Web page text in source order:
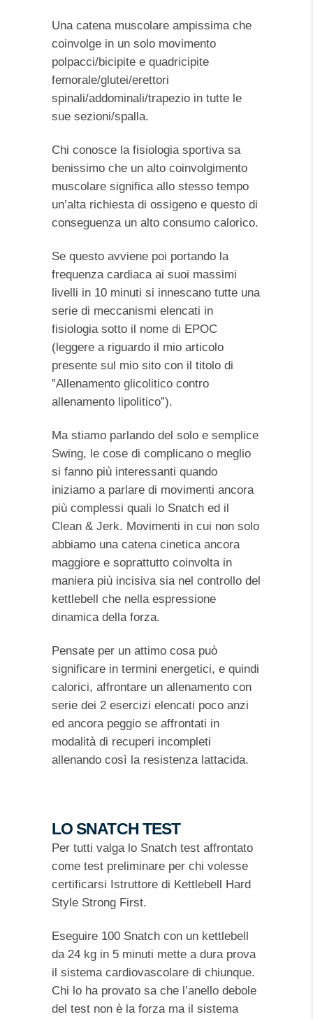
Una catena muscolare ampissima che
coinvolge in un solo movimento
polpacci/bicipite e quadricipite
femorale/glutei/erettori
spinali/addominali/trapezio in tutte le
sue sezioni/spalla.
Chi conosce la fisiologia sportiva sa
benissimo che un alto coinvolgimento
muscolare significa allo stesso tempo
un’alta richiesta di ossigeno e questo di
conseguenza un alto consumo calorico.
Se questo avviene poi portando la
frequenza cardiaca ai suoi massimi
livelli in 10 minuti si innescano tutte una
serie di meccanismi elencati in
fisiologia sotto il nome di EPOC
(leggere a riguardo il mio articolo
presente sul mio sito con il titolo di
”Allenamento glicolitico contro
allenamento lipolitico”).
Ma stiamo parlando del solo e semplice
Swing, le cose di complicano o meglio
si fanno più interessanti quando
iniziamo a parlare di movimenti ancora
più complessi quali lo Snatch ed il
Clean & Jerk. Movimenti in cui non solo
abbiamo una catena cinetica ancora
maggiore e soprattutto coinvolta in
maniera più incisiva sia nel controllo del
kettlebell che nella espressione
dinamica della forza.
Pensate per un attimo cosa può
significare in termini energetici, e quindi
calorici, affrontare un allenamento con
serie dei 2 esercizi elencati poco anzi
ed ancora peggio se affrontati in
modalità di recuperi incompleti
allenando così la resistenza lattacida.
LO SNATCH TEST
Per tutti valga lo Snatch test affrontato
come test preliminare per chi volesse
certificarsi Istruttore di Kettlebell Hard
Style Strong First.
Eseguire 100 Snatch con un kettlebell
da 24 kg in 5 minuti mette a dura prova
il sistema cardiovascolare di chiunque.
Chi lo ha provato sa che l’anello debole
del test non è la forza ma il sistema